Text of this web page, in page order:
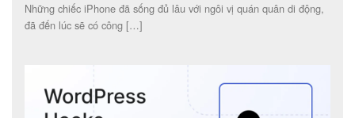
Những chiếc iPhone đã sống đủ lâu với ngôi vị quán quân di động,
đã đến lúc sẽ có công […]